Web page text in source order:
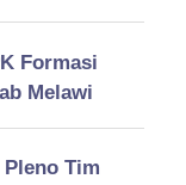
Formasi
Melawi
Tim